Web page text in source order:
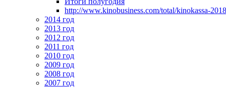
http://www.kinobusiness.com/total/kinokassa-
2014 год
2013 год
2012 год
2011 год
2010 год
2009 год
2008 год
2007 год